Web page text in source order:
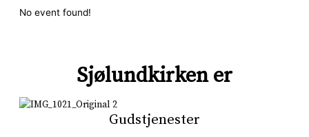
No event found!
Sjølundkirken er
Gudstjenester